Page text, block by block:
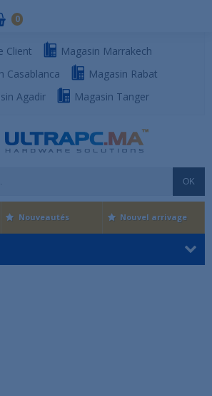
Client
Magasin Marrakech
Casablanca
Magasin Rabat
Agadir
Magasin Tanger
OK
0
Nouveautés Nouvel arrivage